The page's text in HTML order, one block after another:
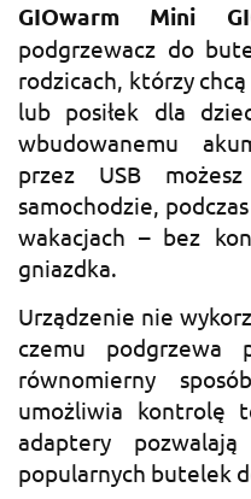
GIOwarm Mini
podgrzewacz do
rodzicach, którzy
lub posiłek dla
wbudowanemu
przez USB
samochodzie,
wakacjach – bez
gniazdka.
Urządzenie nie
czemu podgrzewa
równomierny
umożliwia kontrolę
adaptery
popularnych butelek